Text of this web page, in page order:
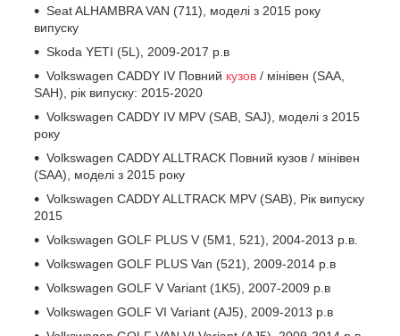
Seat ALHAMBRA VAN (711), моделі з 2015 року
випуску
Skoda YETI (5L), 2009-2017 р.в
Volkswagen CADDY IV Повний кузов / мінівен (SAA,
SAH), рік випуску: 2015-2020
Volkswagen CADDY IV MPV (SAB, SAJ), моделі з 2015
року
Volkswagen CADDY ALLTRACK Повний кузов / мінівен
(SAA), моделі з 2015 року
Volkswagen CADDY ALLTRACK MPV (SAB), Рік випуску
2015
Volkswagen GOLF PLUS V (5M1, 521), 2004-2013 р.в.
Volkswagen GOLF PLUS Van (521), 2009-2014 р.в
Volkswagen GOLF V Variant (1K5), 2007-2009 р.в
Volkswagen GOLF VI Variant (AJ5), 2009-2013 р.в